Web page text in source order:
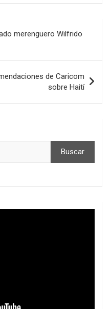
merenguero Wilfrido
de Caricom
sobre Haití
Buscar